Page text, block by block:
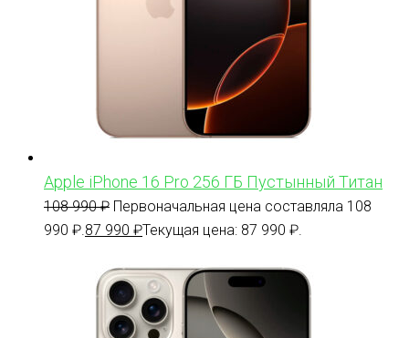
Apple iPhone 16 Pro 256 ГБ Пустынный Титан
108 990₽ Первоначальная цена составляла 108
990 ₽. 87 990 ₽Текущая цена: 87 990 ₽.